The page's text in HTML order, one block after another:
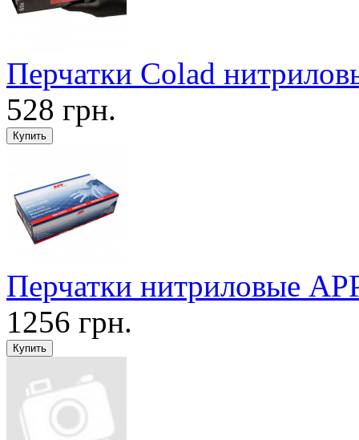
Перчатки Colad
528 грн.
Перчатки нитриловые
1256 грн.